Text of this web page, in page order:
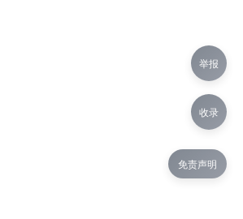
免责声明
举报
收录